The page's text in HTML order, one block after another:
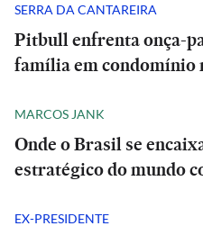
SERRA DA CANTAREIRA
Pitbull enfrenta onça-
família em condomínio
MARCOS JANK
Onde o Brasil se
estratégico do mundo
EX-PRESIDENTE